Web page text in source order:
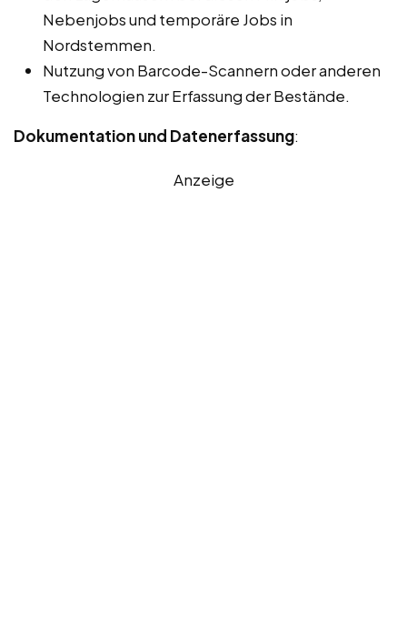
Nebenjobs und temporäre Jobs in
Nordstemmen.
Nutzung von Barcode-Scannern oder anderen
Technologien zur Erfassung der Bestände.
Dokumentation und Datenerfassung:
Anzeige